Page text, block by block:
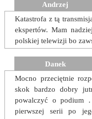
Andrzej
Katastrofa z tą
ekspertów. Mam
polskiej telewizji bo
Danek
Mocno przeciętnie
skok bardzo dobry
powalczyć o podium
pierwszej serii po